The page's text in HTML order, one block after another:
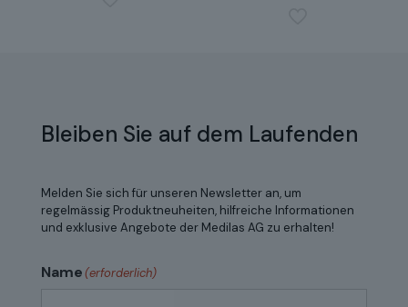
Bleiben Sie auf dem Laufenden
Melden Sie sich für unseren Newsletter an, um
regelmässig Produktneuheiten, hilfreiche Informationen
und exklusive Angebote der Medilas AG zu erhalten!
Name(erforderlich)